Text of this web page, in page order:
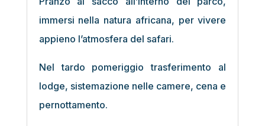
immersi nella natura africana, per vivere
appieno l’atmosfera del safari.
Nel tardo pomeriggio trasferimento al
lodge, sistemazione nelle camere, cena e
pernottamento.